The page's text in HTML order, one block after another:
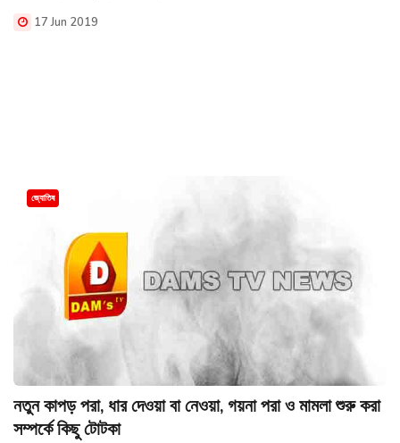
17 Jun 2019
জ্যোতিষ
নতুন কাপড় পরা, ধার দেওয়া বা নেওয়া, গয়না পরা ও মামলা শুরু করা
সম্পর্কে কিছু টোটকা